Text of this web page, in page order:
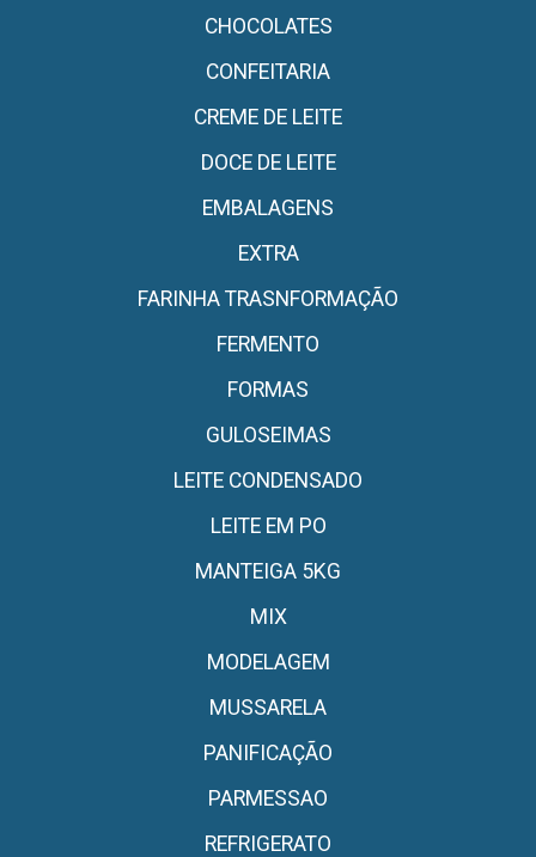
CHOCOLATES
CONFEITARIA
CREME DE LEITE
DOCE DE LEITE
EMBALAGENS
EXTRA
FARINHA TRASNFORMAÇÃO
FERMENTO
FORMAS
GULOSEIMAS
LEITE CONDENSADO
LEITE EM PO
MANTEIGA 5KG
MIX
MODELAGEM
MUSSARELA
PANIFICAÇÃO
PARMESSAO
REFRIGERATO